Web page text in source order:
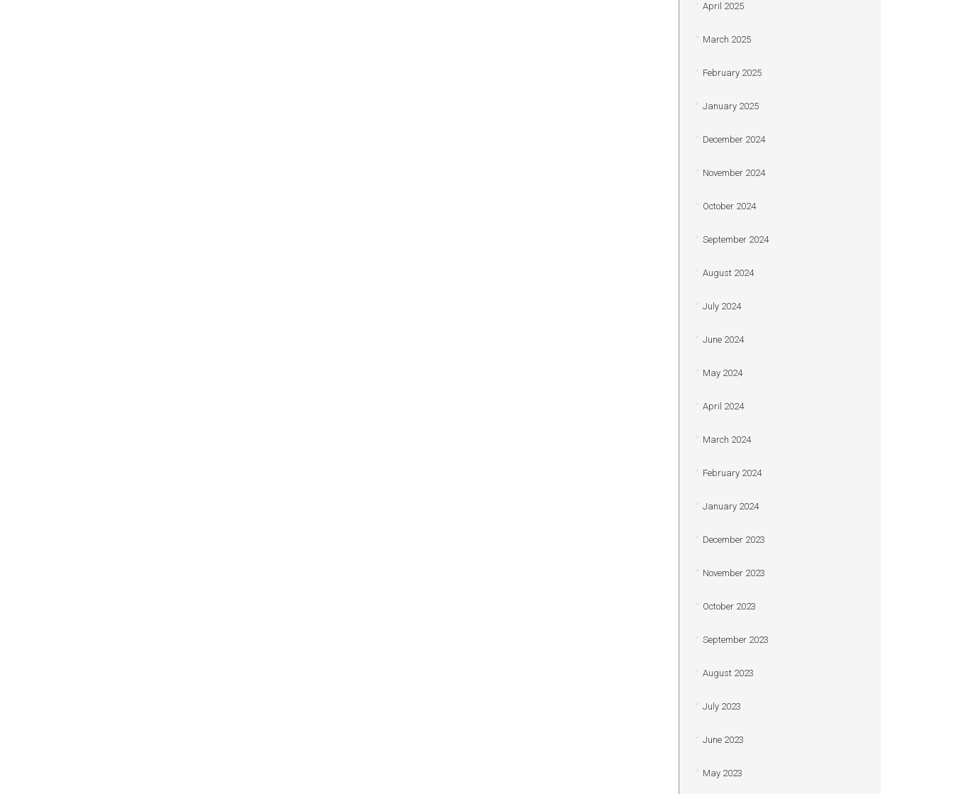
April 2025
March 2025
February 2025
January 2025
December 2024
November 2024
October 2024
September 2024
August 2024
July 2024
June 2024
May 2024
April 2024
March 2024
February 2024
January 2024
December 2023
November 2023
October 2023
September 2023
August 2023
July 2023
June 2023
May 2023